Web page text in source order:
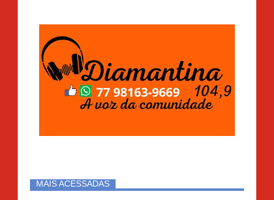
MAIS ACESSADAS